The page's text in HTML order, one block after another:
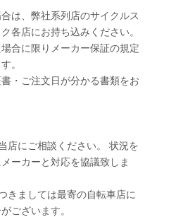
は、弊社系列店のサイクルス
各店にお持ち込みください。
合に限りメーカー保証の規定
。
・ご注文日が分かる書類をお
店にご相談ください。 状況を
ーカーと対応を協議致しま
きましては最寄の自転車店に
ございます。